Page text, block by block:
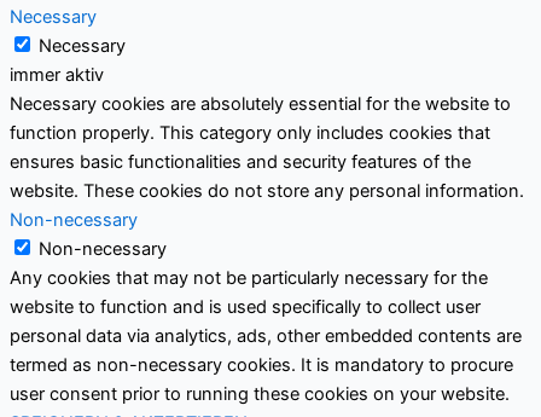
Necessary
Necessary
immer aktiv
Necessary cookies are absolutely essential for the website to
function properly. This category only includes cookies that
ensures basic functionalities and security features of the
website. These cookies do not store any personal information.
Non-necessary
Non-necessary
Any cookies that may not be particularly necessary for the
website to function and is used specifically to collect user
personal data via analytics, ads, other embedded contents are
termed as non-necessary cookies. It is mandatory to procure
user consent prior to running these cookies on your website.